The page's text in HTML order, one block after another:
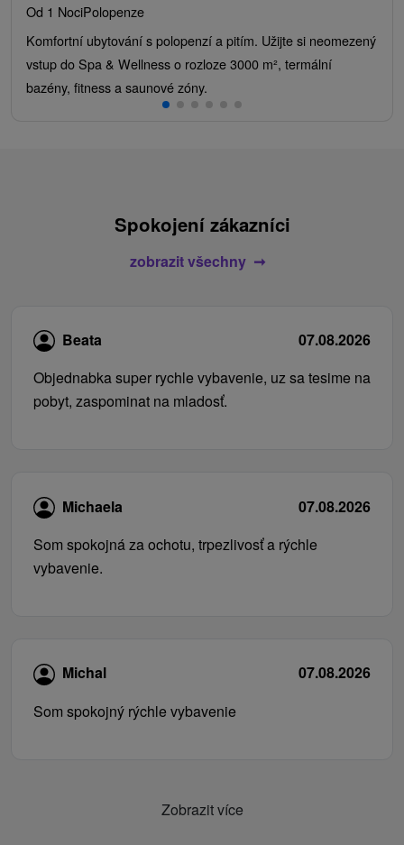
Od 1 NociPolopenze
Komfortní ubytování s polopenzí a pitím. Užijte si neomezený
vstup do Spa & Wellness o rozloze 3000 m², termální
bazény, fitness a saunové zóny.
Spokojení zákazníci
zobrazit všechny
Beata
07.08.2026
Objednabka super rychle vybavenie, uz sa tesime na
pobyt, zaspominat na mladosť.
Michaela
07.08.2026
Som spokojná za ochotu, trpezlivosť a rýchle
vybavenie.
Michal
07.08.2026
Som spokojný rýchle vybavenie
Zobrazit více